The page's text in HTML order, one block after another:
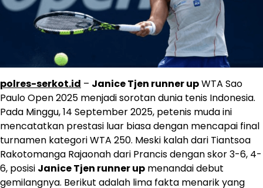
polres-serkot.id – Janice Tjen runner upWTA Sao
Paulo Open 2025 menjadi sorotan dunia tenis Indonesia.
Pada Minggu, 14 September 2025, petenis muda ini
mencatatkan prestasi luar biasa dengan mencapai final
turnamen kategori WTA 250. Meski kalah dari Tiantsoa
Rakotomanga Rajaonah dari Prancis dengan skor 3-6, 4-
6, posisi Janice Tjen runner up menandai debut
gemilangnya. Berikut adalah lima fakta menarik yang